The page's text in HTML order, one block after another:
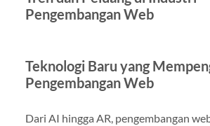
Pengembangan Web
Teknologi Baru yang
Pengembangan Web
Dari AI hingga AR, pengembangan